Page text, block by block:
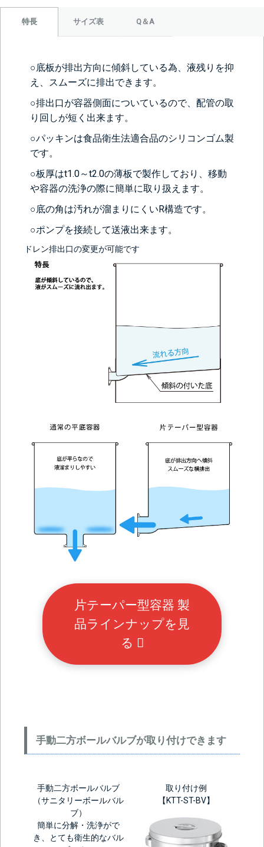
＞＞詳しくはこちらから
特長 サイズ表 Q＆A
○底板が排出方向に傾斜している為、液残りを抑
え、スムーズに排出できます。
○排出口が容器側面についているので、配管の取
り回しが短く出来ます。
○パッキンは食品衛生法適合品のシリコンゴム製
です。
○板厚はt1.0～t2.0の薄板で製作しており、移動
や容器の洗浄の際に簡単に取り扱えます。
○底の角は汚れが溜まりにくいR構造です。
○ポンプを接続して送液出来ます。
ドレン排出口の変更が可能です
片テーパー型容器 製
品ラインナップを見
る
手動二方ボールバルブが取り付けできます
手動二方ボールバルブ
（サニタリーボールバル
ブ）
簡単に分解・洗浄がで
き、とても衛生的なバル
取り付け例
【KTT-ST-BV】